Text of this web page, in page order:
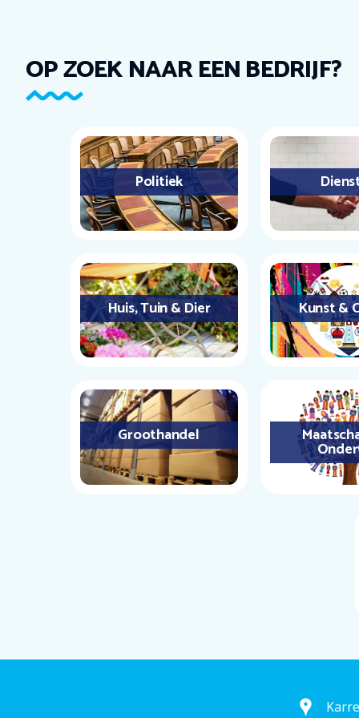
OP ZOEK NAAR EEN BEDRIJF?
Politiek
Huis, Tuin & Dier Kunst &
Groothandel